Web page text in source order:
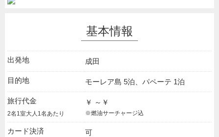
基本情報
出発地 成田
目的地 モーレア島 5泊、パペーテ 1泊
旅行代金
2名1室大人1名あたり
￥ ～￥
※燃油サーチャージ込
カード決済 可